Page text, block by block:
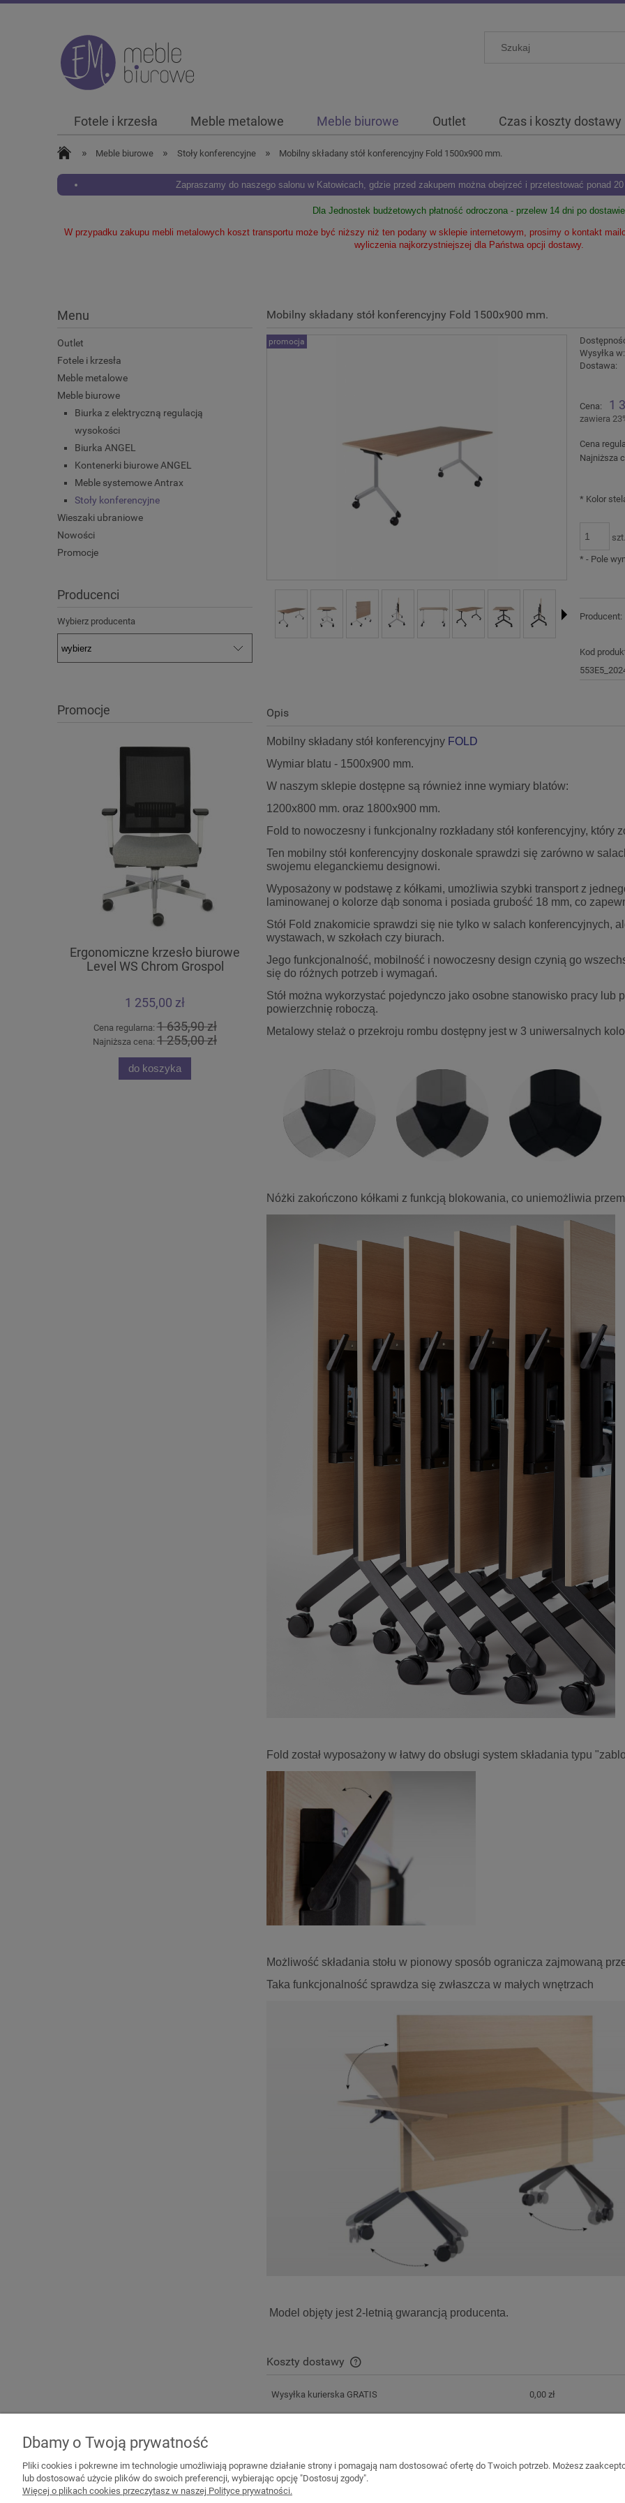
Fotele i krzesła Meble metalowe Meble biurowe Outlet Czas i koszty dostawy
» Meble biurowe » Stoły konferencyjne » Mobilny składany stół konferencyjny Fold 1500x900 mm.
Zapraszamy do naszego salonu w Katowicach, gdzie przed zakupem można obejrzeć i przetestować ponad
Dla Jednostek budżetowych płatność odroczona - przelew 14 dni po dostawie
W przypadku zakupu mebli metalowych koszt transportu może być niższy niż ten podany w sklepie internetowym, prosimy o kontakt
wyliczenia najkorzystniejszej dla Państwa opcji dostawy.
Menu
Outlet
Fotele i krzesła
Meble metalowe
Meble biurowe
Biurka z elektryczną regulacją
wysokości
Biurka ANGEL
Kontenerki biurowe ANGEL
Meble systemowe Antrax
Stoły konferencyjne
Wieszaki ubraniowe
Nowości
Promocje
Producenci
Wybierz producenta
Promocje
Ergonomiczne krzesło biurowe
Level WS Chrom Grospol
1 255,00 zł
Cena regularna:1 635,90 zł
Najniższa cena: 1 255,00 zł
do koszyka
Krzesło konferencyjne SET NET
ARM Chrome Grospol
693,00 zł
Cena regularna: 897,90 zł
693,72 zł
do koszyka
Ergonomiczne krzesło biurowe
5018 szary STEMA
918,00 zł
Cena regularna:1 081,17 zł
973,00 zł
do koszyka
Mobilny składany stół konferencyjny Fold 1500x900 mm.
promocja
Wysyłka w:
Dostawa:
Cena nie zawiera
Cena: 1
zawiera
Cena
Najniższa
* Kolor
szt.
* - Pole
Producent:
Kod
Opis
Mobilny składany stół konferencyjny FOLD
Wymiar blatu - 1500x900 mm.
W naszym sklepie dostępne są również inne wymiary blatów:
1200x800 mm. oraz 1800x900 mm.
Fold to nowoczesny i funkcjonalny rozkładany stół konferencyjny, który
Ten mobilny stół konferencyjny doskonale sprawdzi się zarówno w
swojemu eleganckiemu designowi.
Wyposażony w podstawę z kółkami, umożliwia szybki transport z
laminowanej o kolorze dąb sonoma i posiada grubość 18 mm, co
Stół Fold znakomicie sprawdzi się nie tylko w salach konferencyjnych,
wystawach, w szkołach czy biurach.
Jego funkcjonalność, mobilność i nowoczesny design czynią go
się do różnych potrzeb i wymagań.
Stół można wykorzystać pojedynczo jako osobne stanowisko pracy lub
powierzchnię roboczą.
Metalowy stelaż o przekroju rombu dostępny jest w 3 uniwersalnych
Nóżki zakończono kółkami z funkcją blokowania, co uniemożliwia
Fold został wyposażony w łatwy do obsługi system składania typu
Możliwość składania stołu w pionowy sposób ogranicza zajmowaną
Taka funkcjonalność sprawdza się zwłaszcza w małych wnętrzach
Model objęty jest 2-letnią gwarancją producenta.
Koszty dostawy
Cena nie zawiera ewentualnych kosztów
płatności
Wysyłka kurierska GRATIS 0,00 zł
Pomoc Moje konto
Dbamy o Twoją prywatność
Pliki cookies i pokrewne im technologie umożliwiają poprawne działanie strony i pomagają nam dostosować ofertę do Twoich potrzeb. Możesz
lub dostosować użycie plików do swoich preferencji, wybierając opcję "Dostosuj zgody".
Więcej o plikach cookies przeczytasz w naszej Polityce prywatności.